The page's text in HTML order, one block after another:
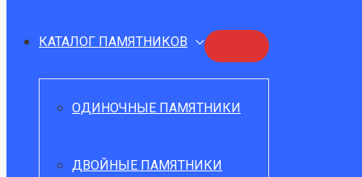
КАТАЛОГ ПАМЯТНИКОВ
ПЕРЕКЛЮЧАТЕЛЬ
МЕНЮ
ОДИНОЧНЫЕ ПАМЯТНИКИ
ДВОЙНЫЕ ПАМЯТНИКИ